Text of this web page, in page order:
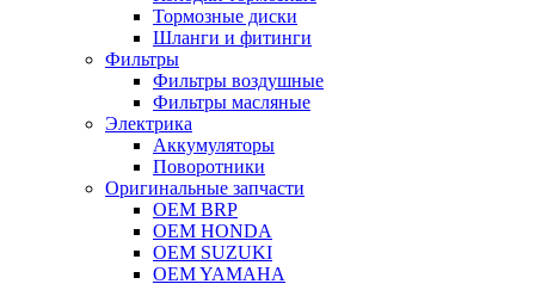
Тормозные диски
Шланги и фитинги
Фильтры
Фильтры воздушные
Фильтры масляные
Электрика
Аккумуляторы
Поворотники
Оригинальные запчасти
OEM BRP
OEM HONDA
OEM SUZUKI
OEM YAMAHA